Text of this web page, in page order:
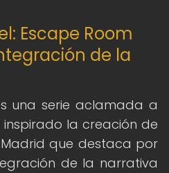
Escape Room
de la
una serie aclamada a
la creación de
que destaca por
de la narrativa